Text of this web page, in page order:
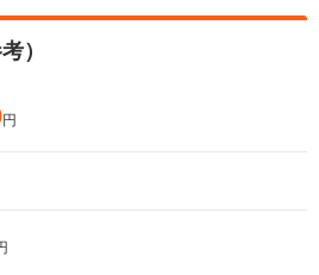
）
円